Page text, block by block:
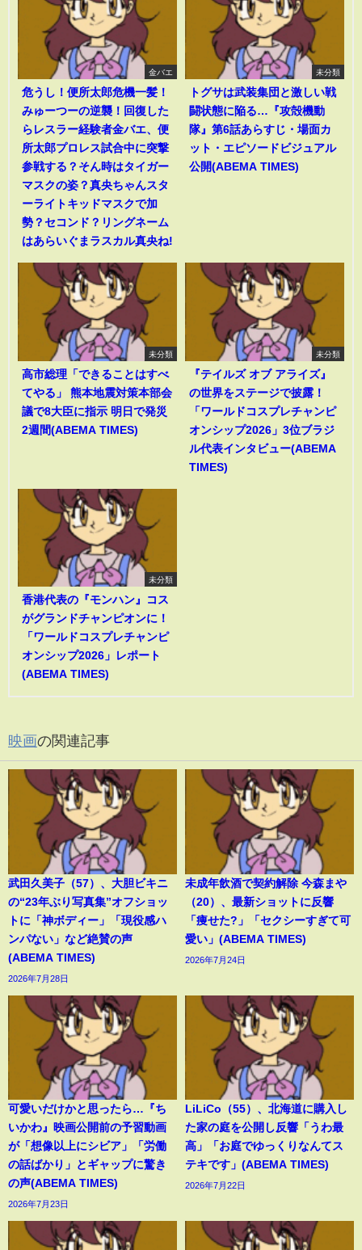
金バエ
危うし！便所太郎危機一髪！
みゅーつーの逆襲！回復した
らレスラー経験者金バエ、便
所太郎プロレス試合中に突撃
参戦する？そん時はタイガー
マスクの姿？真央ちゃんスタ
ーライトキッドマスクで加
勢？セコンド？リングネーム
はあらいぐまラスカル真央ね!
未分類
トグサは武装集団と激しい戦
闘状態に陥る…『攻殻機動
隊』第6話あらすじ・場面カ
ット・エピソードビジュアル
公開(ABEMA TIMES)
未分類
高市総理「できることはすべ
てやる」 熊本地震対策本部会
議で8大臣に指示 明日で発災
2週間(ABEMA TIMES)
未分類
『テイルズ オブ アライズ』
の世界をステージで披露！
「ワールドコスプレチャンピ
オンシップ2026」3位ブラジ
ル代表インタビュー(ABEMA
TIMES)
未分類
香港代表の『モンハン』コス
がグランドチャンピオンに！
「ワールドコスプレチャンピ
オンシップ2026」レポート
(ABEMA TIMES)
映画の関連記事
武田久美子（57）、大胆ビキニ
の“23年ぶり写真集”オフショッ
トに「神ボディー」「現役感ハ
ンパない」など絶賛の声
(ABEMA TIMES)
2026年7月28日
未成年飲酒で契約解除 今森まや
（20）、最新ショットに反響
「痩せた?」「セクシーすぎて可
愛い」(ABEMA TIMES)
2026年7月24日
可愛いだけかと思ったら…『ち
いかわ』映画公開前の予習動画
が「想像以上にシビア」「労働
の話ばかり」とギャップに驚き
の声(ABEMA TIMES)
2026年7月23日
LiLiCo（55）、北海道に購入し
た家の庭を公開し反響「うわ最
高」「お庭でゆっくりなんてス
テキです」(ABEMA TIMES)
2026年7月22日